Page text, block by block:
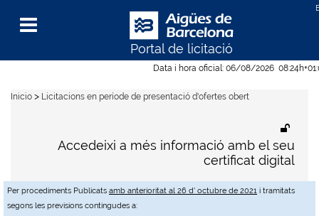
Data i hora oficial: 06/08/2026 08:24h
Per procediments Publicats amb anterioritat al 26 d' octubre de 2021 i tramitats
segons les previsions contingudes a:
Portal de licitació
Menu
Accedeixi a més informació amb el seu
certificat digital
Inicio > Licitacions en període de presentació d'ofertes obert